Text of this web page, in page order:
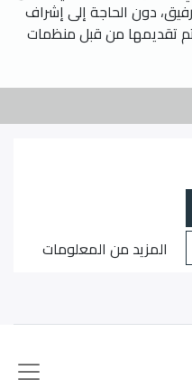
دون الحاجة إلى إشراف
تقديمها من قبل منظمات
المزيد من المعلومات